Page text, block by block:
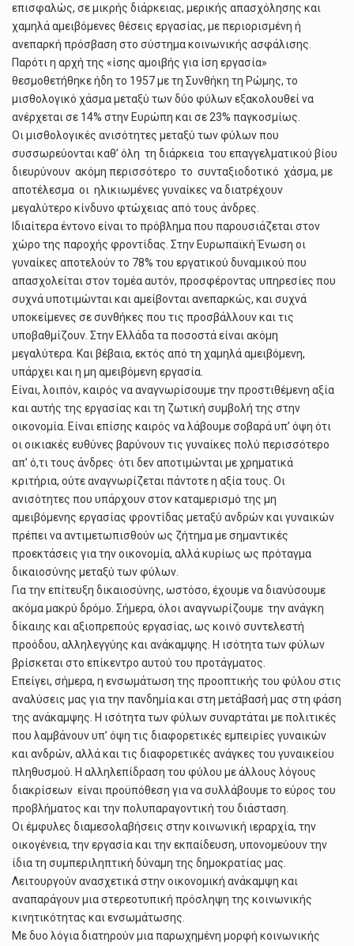
επισφαλώς, σε μικρής διάρκειας, μερικής απασχόλησης και
χαμηλά αμειβόμενες θέσεις εργασίας, με περιορισμένη ή
ανεπαρκή πρόσβαση στο σύστημα κοινωνικής ασφάλισης.
Παρότι η αρχή της «ίσης αμοιβής για ίση εργασία»
θεσμοθετήθηκε ήδη το 1957 με τη Συνθήκη τη Ρώμης, το
μισθολογικό χάσμα μεταξύ των δύο φύλων εξακολουθεί να
ανέρχεται σε 14% στην Ευρώπη και σε 23% παγκοσμίως.
Οι μισθολογικές ανισότητες μεταξύ των φύλων που
συσσωρεύονται καθ’ όλη τη διάρκεια του επαγγελματικού βίου
διευρύνουν ακόμη περισσότερο το συνταξιοδοτικό χάσμα, με
αποτέλεσμα οι ηλικιωμένες γυναίκες να διατρέχουν
μεγαλύτερο κίνδυνο φτώχειας από τους άνδρες.
Ιδιαίτερα έντονο είναι το πρόβλημα που παρουσιάζεται στον
χώρο της παροχής φροντίδας. Στην Ευρωπαϊκή Ένωση οι
γυναίκες αποτελούν το 78% του εργατικού δυναμικού που
απασχολείται στον τομέα αυτόν, προσφέροντας υπηρεσίες που
συχνά υποτιμώνται και αμείβονται ανεπαρκώς, και συχνά
υποκείμενες σε συνθήκες που τις προσβάλλουν και τις
υποβαθμίζουν. Στην Ελλάδα τα ποσοστά είναι ακόμη
μεγαλύτερα. Και βέβαια, εκτός από τη χαμηλά αμειβόμενη,
υπάρχει και η μη αμειβόμενη εργασία.
Είναι, λοιπόν, καιρός να αναγνωρίσουμε την προστιθέμενη αξία
και αυτής της εργασίας και τη ζωτική συμβολή της στην
οικονομία. Είναι επίσης καιρός να λάβουμε σοβαρά υπ’ όψη ότι
οι οικιακές ευθύνες βαρύνουν τις γυναίκες πολύ περισσότερο
απ’ ό,τι τους άνδρες· ότι δεν αποτιμώνται με χρηματικά
κριτήρια, ούτε αναγνωρίζεται πάντοτε η αξία τους. Οι
ανισότητες που υπάρχουν στον καταμερισμό της μη
αμειβόμενης εργασίας φροντίδας μεταξύ ανδρών και γυναικών
πρέπει να αντιμετωπισθούν ως ζήτημα με σημαντικές
προεκτάσεις για την οικονομία, αλλά κυρίως ως πρόταγμα
δικαιοσύνης μεταξύ των φύλων.
Για την επίτευξη δικαιοσύνης, ωστόσο, έχουμε να διανύσουμε
ακόμα μακρύ δρόμο. Σήμερα, όλοι αναγνωρίζουμε την ανάγκη
δίκαιης και αξιοπρεπούς εργασίας, ως κοινό συντελεστή
προόδου, αλληλεγγύης και ανάκαμψης. Η ισότητα των φύλων
βρίσκεται στο επίκεντρο αυτού του προτάγματος.
Επείγει, σήμερα, η ενσωμάτωση της προοπτικής του φύλου στις
αναλύσεις μας για την πανδημία και στη μετάβασή μας στη φάση
της ανάκαμψης. Η ισότητα των φύλων συναρτάται με πολιτικές
που λαμβάνουν υπ’ όψη τις διαφορετικές εμπειρίες γυναικών
και ανδρών, αλλά και τις διαφορετικές ανάγκες του γυναικείου
πληθυσμού. Η αλληλεπίδραση του φύλου με άλλους λόγους
διακρίσεων είναι προϋπόθεση για να συλλάβουμε το εύρος του
προβλήματος και την πολυπαραγοντική του διάσταση.
Οι έμφυλες διαμεσολαβήσεις στην κοινωνική ιεραρχία, την
οικογένεια, την εργασία και την εκπαίδευση, υπονομεύουν την
ίδια τη συμπεριληπτική δύναμη της δημοκρατίας μας.
Λειτουργούν ανασχετικά στην οικονομική ανάκαμψη και
αναπαράγουν μια στερεοτυπική πρόσληψη της κοινωνικής
κινητικότητας και ενσωμάτωσης.
Με δυο λόγια διατηρούν μια παρωχημένη μορφή κοινωνικής